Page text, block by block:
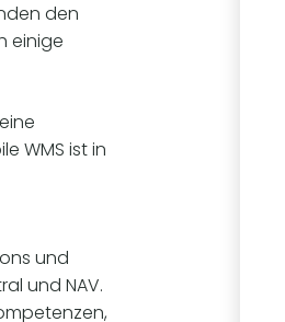
den
einige
WMS ist in
und
und NAV.